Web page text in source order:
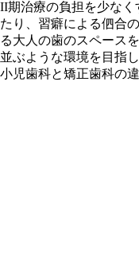
II期治療の負担を少な
たり、習癖による伵合
る大人の歯のスペース
並ぶような環境を目指し
小児歯科と矯正歯科の